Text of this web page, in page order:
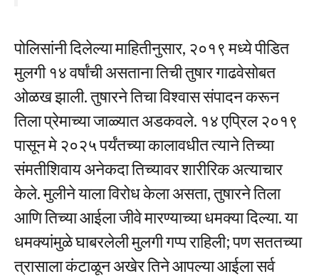
पोलिसांनी दिलेल्या माहितीनुसार, २०१९ मध्ये पीडित
मुलगी १४ वर्षांची असताना तिची तुषार गाढवेसोबत
ओळख झाली. तुषारने तिचा विश्वास संपादन करून
तिला प्रेमाच्या जाळ्यात अडकवले. १४ एप्रिल २०१९
पासून मे २०२५ पर्यंतच्या कालावधीत त्याने तिच्या
संमतीशिवाय अनेकदा तिच्यावर शारीरिक अत्याचार
केले. मुलीने याला विरोध केला असता, तुषारने तिला
आणि तिच्या आईला जीवे मारण्याच्या धमक्या दिल्या. या
धमक्यांमुळे घाबरलेली मुलगी गप्प राहिली; पण सततच्या
त्रासाला कंटाळून अखेर तिने आपल्या आईला सर्व